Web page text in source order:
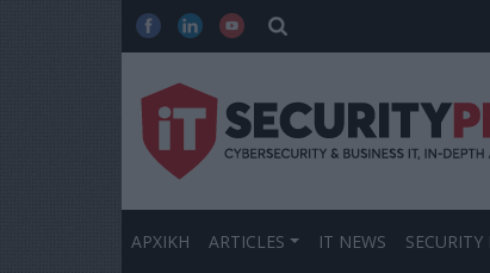
ΑΡΧΙΚΗ ARTICLES IT NEWS SECURITY